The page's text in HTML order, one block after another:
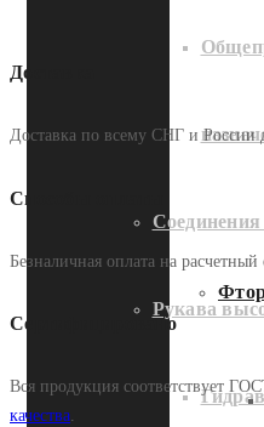
Рукава
Доставка
Доставка по всему СНГ и России
Способы оплаты
Безналичная оплата на расчетный
Сертифицировано
Вся продукция соответствует
качества.